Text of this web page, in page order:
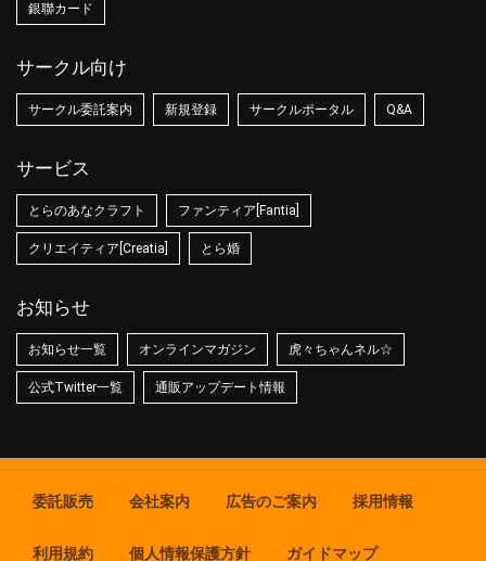
銀聯カード
サークル向け
サークル委託案内 新規登録 サークルポータル Q&A
サービス
とらのあなクラフト ファンティア[Fantia]
クリエイティア[Creatia] とら婚
お知らせ
お知らせ一覧 オンラインマガジン 虎々ちゃんネル☆
公式Twitter一覧 通販アップデート情報
委託販売 会社案内 広告のご案内 採用情報
利用規約 個人情報保護方針 ガイドマップ